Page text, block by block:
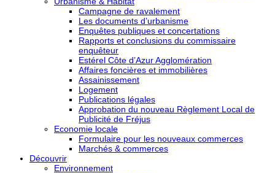
Campagne de ravalement
Les documents d’urbanisme
Enquêtes publiques et concertations
Rapports et conclusions du commissaire
enquêteur
Estérel Côte d’Azur Agglomération
Affaires foncières et immobilières
Assainissement
Logement
Publications légales
Approbation du nouveau Règlement Local de
Publicité de Fréjus
Economie locale
Formulaire pour les nouveaux commerces
Marchés & commerces
Découvrir
Environnement